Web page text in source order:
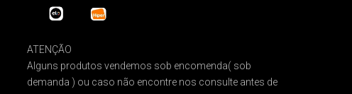
ATENÇÃO
Alguns produtos vendemos sob encomenda( sob
demanda ) ou caso não encontre nos consulte antes de